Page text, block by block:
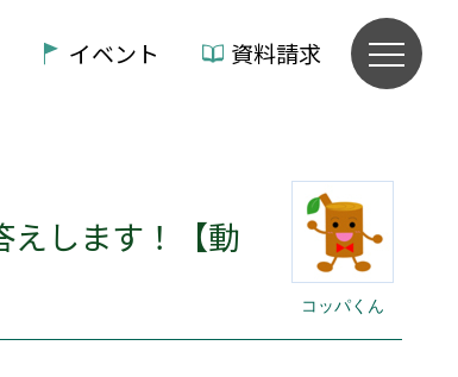
イベント 資料請求
コッパくん
えします！【動